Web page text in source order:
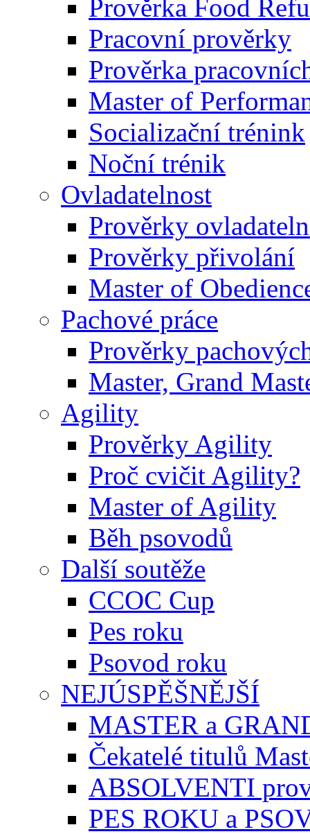
Prověrka Food
Pracovní prověrky
Prověrka
Master of
Socializační trénink
Noční trénik
Ovladatelnost
Prověrky
Prověrky přivolání
Master of
Pachové práce
Prověrky
Master, Grand
Agility
Prověrky Agility
Proč cvičit Agility?
Master of Agility
Běh psovodů
Další soutěže
CCOC Cup
Pes roku
Psovod roku
NEJÚSPĚŠNĚJŠÍ
MASTER a
Čekatelé titulů
ABSOLVENTI
PES ROKU a